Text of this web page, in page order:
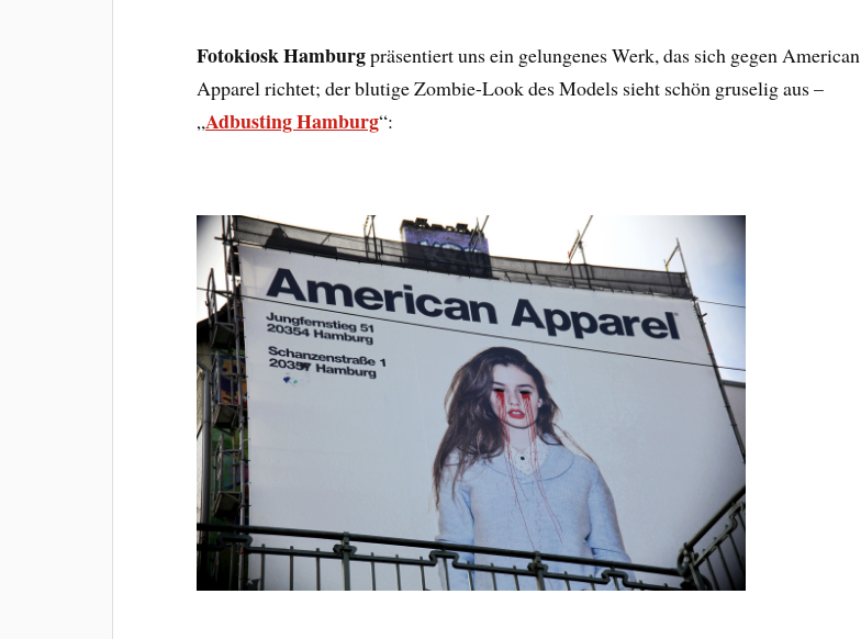
Fotokiosk Hamburgpräsentiert uns ein gelungenes Werk, das sich gegen American
Apparel richtet; der blutige Zombie-Look des Models sieht schön gruselig aus –
„Adbusting Hamburg“: